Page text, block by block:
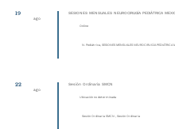
19
ago
SESIONES MENSUALES NEUROCIRUGÍA PEDIÁTRICA
Online
N. Pediátrica, SESIONES MENSUALES NEUROCIRUGÍA PEDIÁTRICA
22
ago
Sesión Ordinaria SMCN
Ubicación no determinada
Sesión Ordinaria SMCN , Sesión Ordinaria